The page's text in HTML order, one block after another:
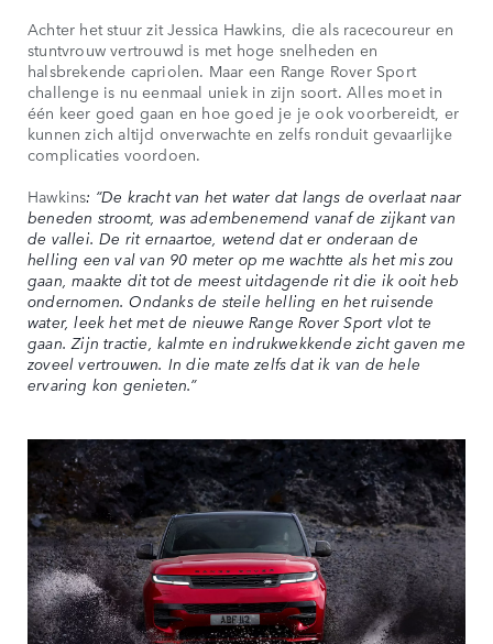
Achter het stuur zit Jessica Hawkins, die als racecoureur en
stuntvrouw vertrouwd is met hoge snelheden en
halsbrekende capriolen. Maar een Range Rover Sport
challenge is nu eenmaal uniek in zijn soort. Alles moet in
één keer goed gaan en hoe goed je je ook voorbereidt, er
kunnen zich altijd onverwachte en zelfs ronduit gevaarlijke
complicaties voordoen.
Hawkins: “De kracht van het water dat langs de overlaat naar
beneden stroomt, was adembenemend vanaf de zijkant van
de vallei. De rit ernaartoe, wetend dat er onderaan de
helling een val van 90 meter op me wachtte als het mis zou
gaan, maakte dit tot de meest uitdagende rit die ik ooit heb
ondernomen. Ondanks de steile helling en het ruisende
water, leek het met de nieuwe Range Rover Sport vlot te
gaan. Zijn tractie, kalmte en indrukwekkende zicht gaven me
zoveel vertrouwen. In die mate zelfs dat ik van de hele
ervaring kon genieten.”